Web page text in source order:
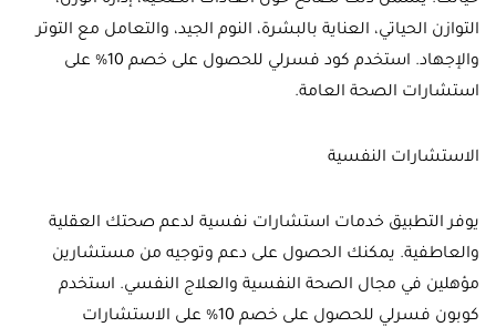
التوازن الحياتي، العناية بالبشرة، النوم الجيد، والتعامل مع التوتر
والإجهاد. استخدم كود فسرلي للحصول على خصم 10% على
استشارات الصحة العامة.
الاستشارات النفسية
يوفر التطبيق خدمات استشارات نفسية لدعم صحتك العقلية
والعاطفية. يمكنك الحصول على دعم وتوجيه من مستشارين
مؤهلين في مجال الصحة النفسية والعلاج النفسي. استخدم
كوبون فسرلي للحصول على خصم 10% على الاستشارات